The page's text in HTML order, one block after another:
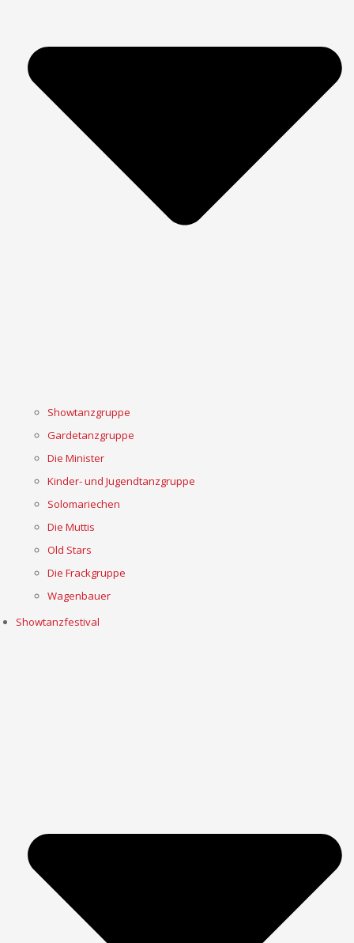
Showtanzgruppe
Gardetanzgruppe
Die Minister
Kinder- und Jugendtanzgruppe
Solomariechen
Die Muttis
Old Stars
Die Frackgruppe
Wagenbauer
Showtanzfestival